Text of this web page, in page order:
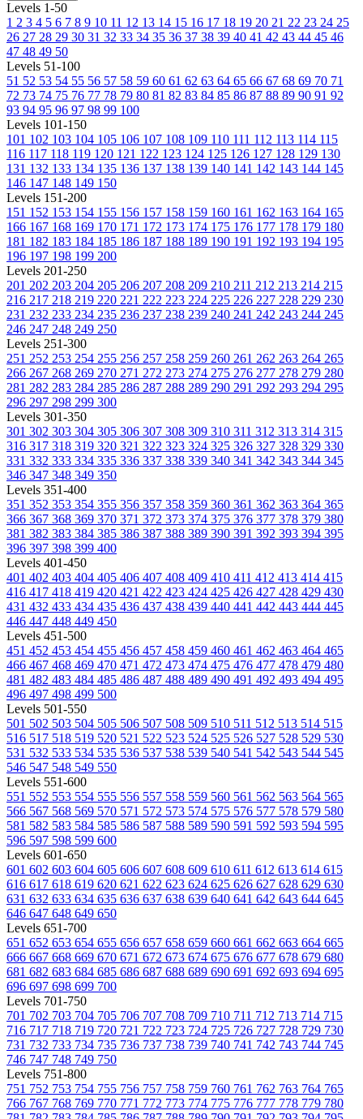
Levels 1-50
1 2 3 4 5 6 7 8 9 10 11 12 13 14 15 16 17 18 19 20 21 22 23 24 25
26 27 28 29 30 31 32 33 34 35 36 37 38 39 40 41 42 43 44 45 46
47 48 49 50
Levels 51-100
51 52 53 54 55 56 57 58 59 60 61 62 63 64 65 66 67 68 69 70 71
72 73 74 75 76 77 78 79 80 81 82 83 84 85 86 87 88 89 90 91 92
93 94 95 96 97 98 99 100
Levels 101-150
101 102 103 104 105 106 107 108 109 110 111 112 113 114 115
116 117 118 119 120 121 122 123 124 125 126 127 128 129 130
131 132 133 134 135 136 137 138 139 140 141 142 143 144 145
146 147 148 149 150
Levels 151-200
151 152 153 154 155 156 157 158 159 160 161 162 163 164 165
166 167 168 169 170 171 172 173 174 175 176 177 178 179 180
181 182 183 184 185 186 187 188 189 190 191 192 193 194 195
196 197 198 199 200
Levels 201-250
201 202 203 204 205 206 207 208 209 210 211 212 213 214 215
216 217 218 219 220 221 222 223 224 225 226 227 228 229 230
231 232 233 234 235 236 237 238 239 240 241 242 243 244 245
246 247 248 249 250
Levels 251-300
251 252 253 254 255 256 257 258 259 260 261 262 263 264 265
266 267 268 269 270 271 272 273 274 275 276 277 278 279 280
281 282 283 284 285 286 287 288 289 290 291 292 293 294 295
296 297 298 299 300
Levels 301-350
301 302 303 304 305 306 307 308 309 310 311 312 313 314 315
316 317 318 319 320 321 322 323 324 325 326 327 328 329 330
331 332 333 334 335 336 337 338 339 340 341 342 343 344 345
346 347 348 349 350
Levels 351-400
351 352 353 354 355 356 357 358 359 360 361 362 363 364 365
366 367 368 369 370 371 372 373 374 375 376 377 378 379 380
381 382 383 384 385 386 387 388 389 390 391 392 393 394 395
396 397 398 399 400
Levels 401-450
401 402 403 404 405 406 407 408 409 410 411 412 413 414 415
416 417 418 419 420 421 422 423 424 425 426 427 428 429 430
431 432 433 434 435 436 437 438 439 440 441 442 443 444 445
446 447 448 449 450
Levels 451-500
451 452 453 454 455 456 457 458 459 460 461 462 463 464 465
466 467 468 469 470 471 472 473 474 475 476 477 478 479 480
481 482 483 484 485 486 487 488 489 490 491 492 493 494 495
496 497 498 499 500
Levels 501-550
501 502 503 504 505 506 507 508 509 510 511 512 513 514 515
516 517 518 519 520 521 522 523 524 525 526 527 528 529 530
531 532 533 534 535 536 537 538 539 540 541 542 543 544 545
546 547 548 549 550
Levels 551-600
551 552 553 554 555 556 557 558 559 560 561 562 563 564 565
566 567 568 569 570 571 572 573 574 575 576 577 578 579 580
581 582 583 584 585 586 587 588 589 590 591 592 593 594 595
596 597 598 599 600
Levels 601-650
601 602 603 604 605 606 607 608 609 610 611 612 613 614 615
616 617 618 619 620 621 622 623 624 625 626 627 628 629 630
631 632 633 634 635 636 637 638 639 640 641 642 643 644 645
646 647 648 649 650
Levels 651-700
651 652 653 654 655 656 657 658 659 660 661 662 663 664 665
666 667 668 669 670 671 672 673 674 675 676 677 678 679 680
681 682 683 684 685 686 687 688 689 690 691 692 693 694 695
696 697 698 699 700
Levels 701-750
701 702 703 704 705 706 707 708 709 710 711 712 713 714 715
716 717 718 719 720 721 722 723 724 725 726 727 728 729 730
731 732 733 734 735 736 737 738 739 740 741 742 743 744 745
746 747 748 749 750
Levels 751-800
751 752 753 754 755 756 757 758 759 760 761 762 763 764 765
766 767 768 769 770 771 772 773 774 775 776 777 778 779 780